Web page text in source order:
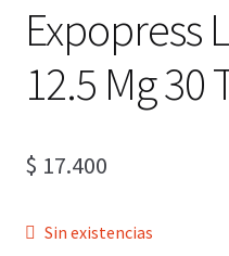
Expopress
12.5 Mg 30
$ 17.400
Sin existencias